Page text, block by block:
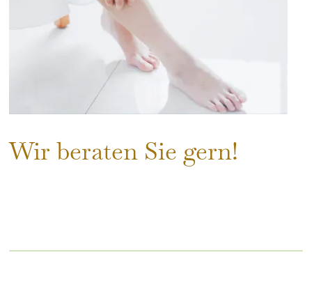
Wir beraten Sie gern!